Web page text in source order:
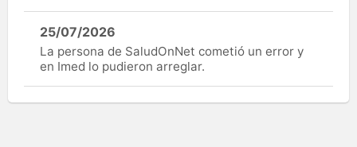
25/07/2026
La persona de SaludOnNet cometió un error y
en Imed lo pudieron arreglar.